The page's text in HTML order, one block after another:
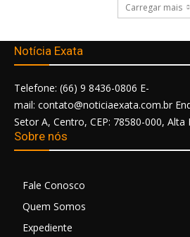
Carregar mais
Notícia Exata
Telefone: (66) 9 8436-0806 E-
mail: contato@noticiaexata.com.br
Setor A, Centro, CEP: 78580-000,
Sobre nós
Fale Conosco
Quem Somos
Expediente